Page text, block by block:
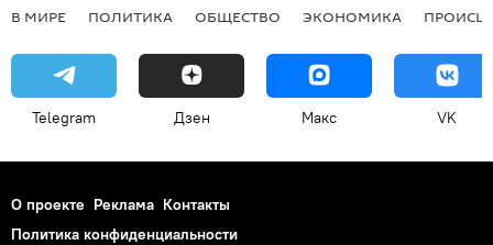
В МИРЕ ПОЛИТИКА ОБЩЕСТВО ЭКОНОМИКА
Telegram Дзен Макс VK
О проекте Реклама Контакты
Политика конфиденциальности